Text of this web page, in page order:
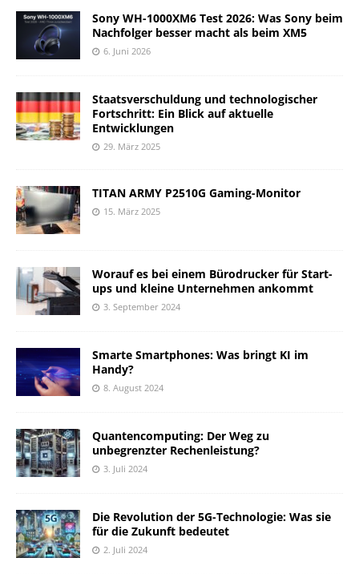
Sony WH-1000XM6 Test 2026: Was Sony beim
Nachfolger besser macht als beim XM5
6. Juni 2026
Staatsverschuldung und technologischer
Fortschritt: Ein Blick auf aktuelle
Entwicklungen
29. März 2025
TITAN ARMY P2510G Gaming-Monitor
15. März 2025
Worauf es bei einem Bürodrucker für Start-
ups und kleine Unternehmen ankommt
3. September 2024
Smarte Smartphones: Was bringt KI im
Handy?
8. August 2024
Quantencomputing: Der Weg zu
unbegrenzter Rechenleistung?
3. Juli 2024
Die Revolution der 5G-Technologie: Was sie
für die Zukunft bedeutet
2. Juli 2024